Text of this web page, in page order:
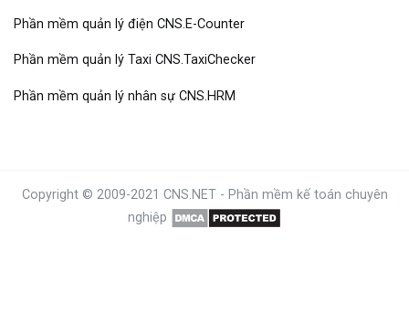
Phần mềm quản lý điện CNS.E-Counter
Phần mềm quản lý Taxi CNS.TaxiChecker
Phần mềm quản lý nhân sự CNS.HRM
Copyright © 2009-2021 CNS.NET - Phần mềm kế toán chuyên
nghiệp